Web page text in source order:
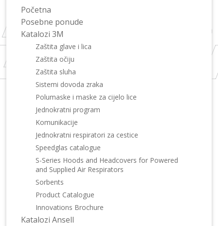
Početna
Posebne ponude
Katalozi 3M
Zaštita glave i lica
Zaštita očiju
Zaštita sluha
Sistemi dovoda zraka
Polumaske i maske za cijelo lice
Jednokratni program
Komunikacije
Jednokratni respiratori za cestice
Speedglas catalogue
S-Series Hoods and Headcovers for Powered
and Supplied Air Respirators
Sorbents
Product Catalogue
Innovations Brochure
Katalozi Ansell